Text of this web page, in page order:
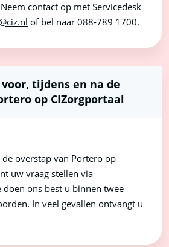
contact op met Servicedesk
of bel naar 088-789 1700.
tijdens en na de
op CIZorgportaal
overstap van Portero op
uw vraag stellen via
doen ons best u binnen twee
In veel gevallen ontvangt u